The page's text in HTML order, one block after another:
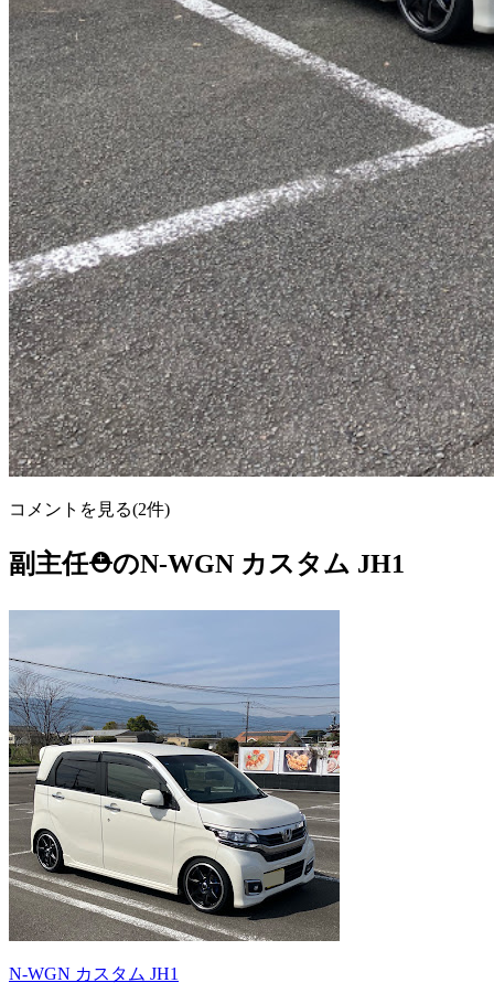
コメントを見る(2件)
副主任⛑️のN-WGN カスタム JH1
N-WGN カスタム JH1